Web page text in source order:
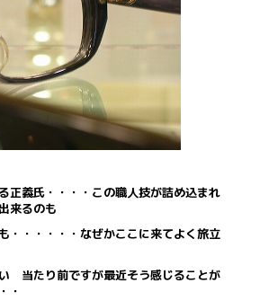
正義氏・・・・この職人技が詰め込まれ
来るのも
・・・・・・なぜかここに来てよく旅立
当たり前ですが最近そう感じることが
・